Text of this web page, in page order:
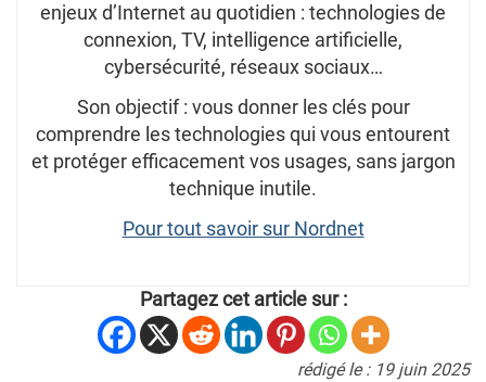
enjeux d’Internet au quotidien : technologies de
connexion, TV, intelligence artificielle,
cybersécurité, réseaux sociaux…
Son objectif : vous donner les clés pour
comprendre les technologies qui vous entourent
et protéger efficacement vos usages, sans jargon
technique inutile.
Pour tout savoir sur Nordnet
Partagez cet article sur :
rédigé le : 19 juin 2025